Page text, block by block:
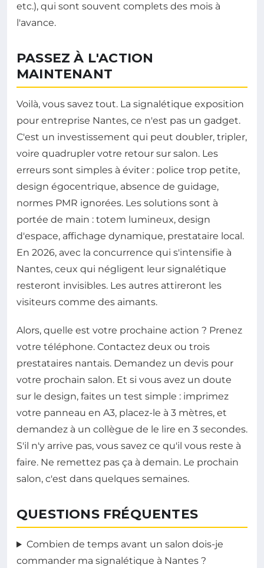
etc.), qui sont souvent complets des mois à
l'avance.
PASSEZ À L'ACTION
MAINTENANT
Voilà, vous savez tout. La signalétique exposition
pour entreprise Nantes, ce n'est pas un gadget.
C'est un investissement qui peut doubler, tripler,
voire quadrupler votre retour sur salon. Les
erreurs sont simples à éviter : police trop petite,
design égocentrique, absence de guidage,
normes PMR ignorées. Les solutions sont à
portée de main : totem lumineux, design
d'espace, affichage dynamique, prestataire local.
En 2026, avec la concurrence qui s'intensifie à
Nantes, ceux qui négligent leur signalétique
resteront invisibles. Les autres attireront les
visiteurs comme des aimants.
Alors, quelle est votre prochaine action ? Prenez
votre téléphone. Contactez deux ou trois
prestataires nantais. Demandez un devis pour
votre prochain salon. Et si vous avez un doute
sur le design, faites un test simple : imprimez
votre panneau en A3, placez-le à 3 mètres, et
demandez à un collègue de le lire en 3 secondes.
S'il n'y arrive pas, vous savez ce qu'il vous reste à
faire. Ne remettez pas ça à demain. Le prochain
salon, c'est dans quelques semaines.
QUESTIONS FRÉQUENTES
Combien de temps avant un salon dois-je
commander ma signalétique à Nantes ?